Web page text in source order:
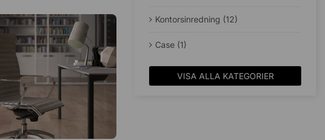
Kontorsinredning (12)
Case (1)
VISA ALLA KATEGORIER